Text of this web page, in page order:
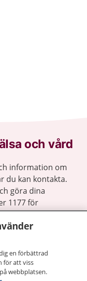
och vård
information om
du kan kontakta.
göra dina
1177 för
en förbättrad
för att viss
webbplatsen.